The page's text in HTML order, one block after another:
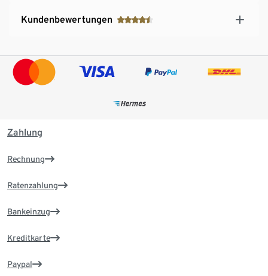
Kundenbewertungen
Zahlung
Rechnung
Ratenzahlung
Bankeinzug
Kreditkarte
Paypal